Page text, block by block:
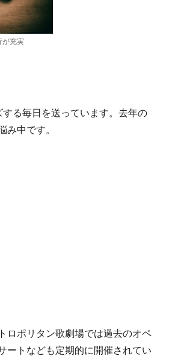
が充実
る毎日を送っています。去年の
み中です。
ロポリタン歌劇場では過去のオペ
ートなども定期的に開催されてい